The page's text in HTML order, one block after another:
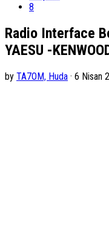
8
Radio Interface
YAESU -
by TA7OM, Huda · 6 Nisan